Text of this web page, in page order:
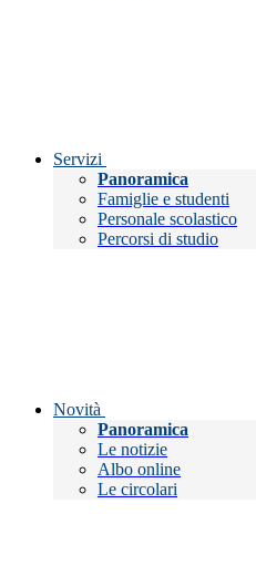
Servizi
Panoramica
Famiglie e studenti
Personale scolastico
Percorsi di studio
Novità
Panoramica
Le notizie
Albo online
Le circolari